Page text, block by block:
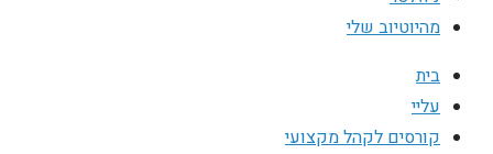
מהיוטיוב שלי
בית
עליי
קורסים לקהל מקצועי